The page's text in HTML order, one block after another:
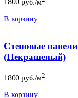
1800 руб./м
В корзину
Стеновые
(Некрашеный)
1800 руб./м2
В корзину